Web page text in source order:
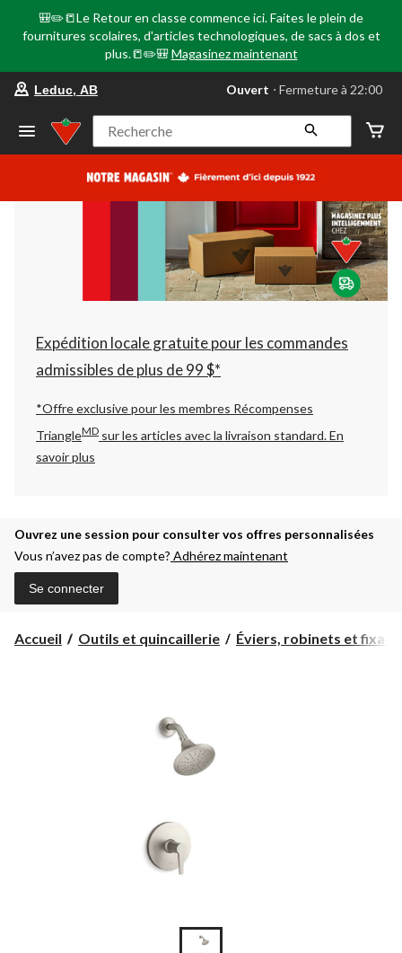
🎒✏️📒Le Retour en classe commence ici. Faites le plein de
fournitures scolaires, d'articles technologiques, de sacs à dos et
plus.📒✏️🎒 Magasinez maintenant
votre
préféré
Leduc,
AB,
courament
Fermeture
à
22:00
cliquer
pour
changer
Leduc, AB Ouvert ⋅ Fermeture à 22:00
Recherche
Expédition locale gratuite pour les commandes
admissibles de plus de 99 $*
*Offre exclusive pour les membres Récompenses
TriangleMD sur les articles avec la livraison standard.En
savoir plus
Ouvrez une session pour consulter vos offres personnalisées
Vous n’avez pas de compte? Adhérez maintenant
Se connecter
Accueil Outils et quincaillerie Éviers, robinets et